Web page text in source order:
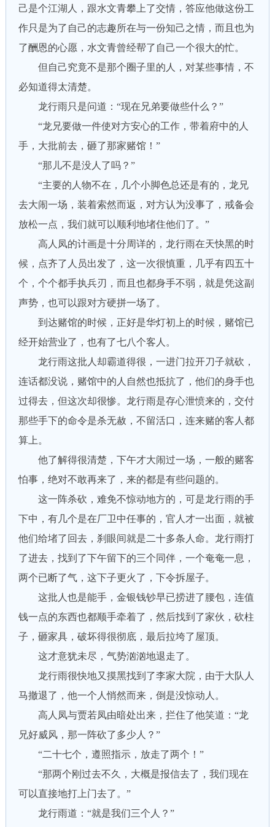
己是个江湖人，跟水文青攀上了交情，答应他做这份工
作只是为了自己的志趣所在与一份知己之情，而且也为
了酬恩的心愿，水文青曾经帮了自己一个很大的忙。
但自己究竟不是那个圈子里的人，对某些事情，不
必知道得太清楚。
龙行雨只是问道：“现在兄弟要做些什么？”
“龙兄要做一件使对方安心的工作，带着府中的人
手，大批前去，砸了那家赌馆！”
“那儿不是没人了吗？”
“主要的人物不在，几个小脚色总还是有的，龙兄
去大闹一场，装着索然而返，对方认为没事了，戒备会
放松一点，我们就可以顺利地堵住他们了。”
高人凤的计画是十分周详的，龙行雨在天快黑的时
候，点齐了人员出发了，这一次很慎重，几乎有四五十
个，个个都手执兵刃，而且也都身手不弱，就是凭这副
声势，也可以跟对方硬拼一场了。
到达赌馆的时候，正好是华灯初上的时候，赌馆已
经开始营业了，也有了七八个客人。
龙行雨这批人却霸道得很，一进门拉开刀子就砍，
连话都没说，赌馆中的人自然也抵抗了，他们的身手也
过得去，但这次却很惨。龙行雨是存心泄愤来的，交付
那些手下的命令是杀无赦，不留活口，连来赌的客人都
算上。
他了解得很清楚，下午才大闹过一场，一般的赌客
怕事，绝对不敢再来了，来的都是有些问题的。
这一阵杀砍，难免不惊动地方的，可是龙行雨的手
下中，有几个是在厂卫中任事的，官人才一出面，就被
他们给堵了回去，刹眼间就是二十多条人命。龙行雨打
了进去，找到了下午留下的三个同伴，一个奄奄一息，
两个已断了气，这下子更火了，下令拆屋子。
这批人也是能手，金银钱钞早已捞进了腰包，连值
钱一点的东西也都顺手牵着了，然后找到了家伙，砍柱
子，砸家具，破坏得很彻底，最后拉垮了屋顶。
这才意犹未尽，气势汹汹地退走了。
龙行雨很快地又摸黑找到了李家大院，由于大队人
马撤退了，他一个人悄然而来，倒是没惊动人。
高人凤与贾若凤由暗处出来，拦住了他笑道：“龙
兄好威风，那一阵砍了多少人？”
“二十七个，遵照指示，放走了两个！”
“那两个刚过去不久，大概是报信去了，我们现在
可以直接地打上门去了。”
龙行雨道：“就是我们三个人？”